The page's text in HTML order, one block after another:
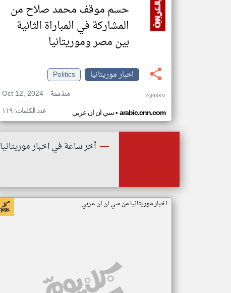
حسم موقف محمد صلاح من
المشاركة في المباراة الثانية
بين مصر وموريتانيا
اخبار موريتانيا
Politics
Oct 12, 2024
منذ سنة ZQ93KV
سي ان ان عربي• arabic.cnn.com عدد الكلمات: ١١٩
أخر ساعة في اخبار موريتانيا
اخبار موريتانيا من سي ان ان عربي